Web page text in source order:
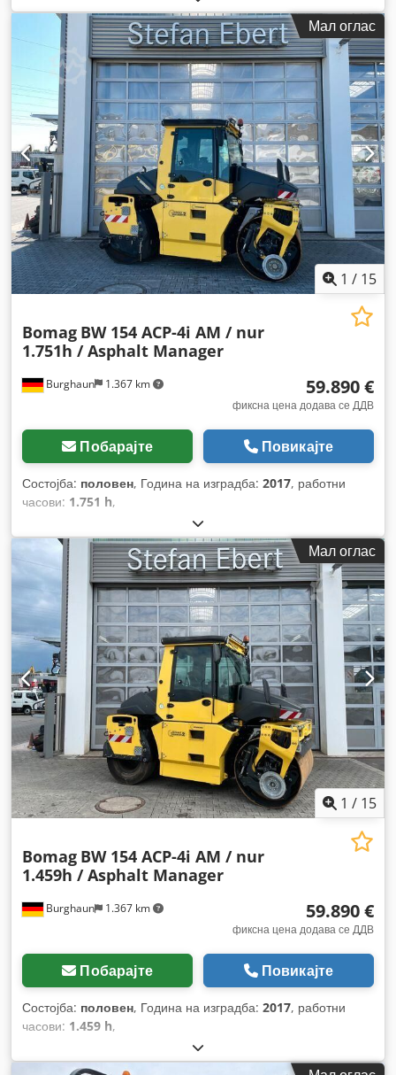
Мал оглас
1 / 15
Burghaun 1.367 km
Bomag BW 154 ACP-4i AM / nur
1.751h / Asphalt Manager
59.890 €
фиксна цена додава се ДДВ
Побарајте Повикајте
Состојба: половен, Година на изградба: 2017, работни
часови: 1.751 h,
Мал оглас
1 / 15
Burghaun 1.367 km
Bomag BW 154 ACP-4i AM / nur
1.459h / Asphalt Manager
59.890 €
фиксна цена додава се ДДВ
Побарајте Повикајте
Состојба: половен, Година на изградба: 2017, работни
часови: 1.459 h,